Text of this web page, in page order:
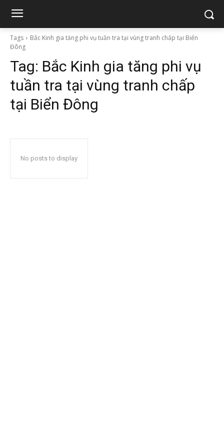
Tags
Bắc Kinh gia tăng phi vụ tuần tra tại vùng tranh chấp tại Biển
Đông
Tag: Bắc Kinh gia tăng phi vụ
tuần tra tại vùng tranh chấp
tại Biển Đông
No posts to display